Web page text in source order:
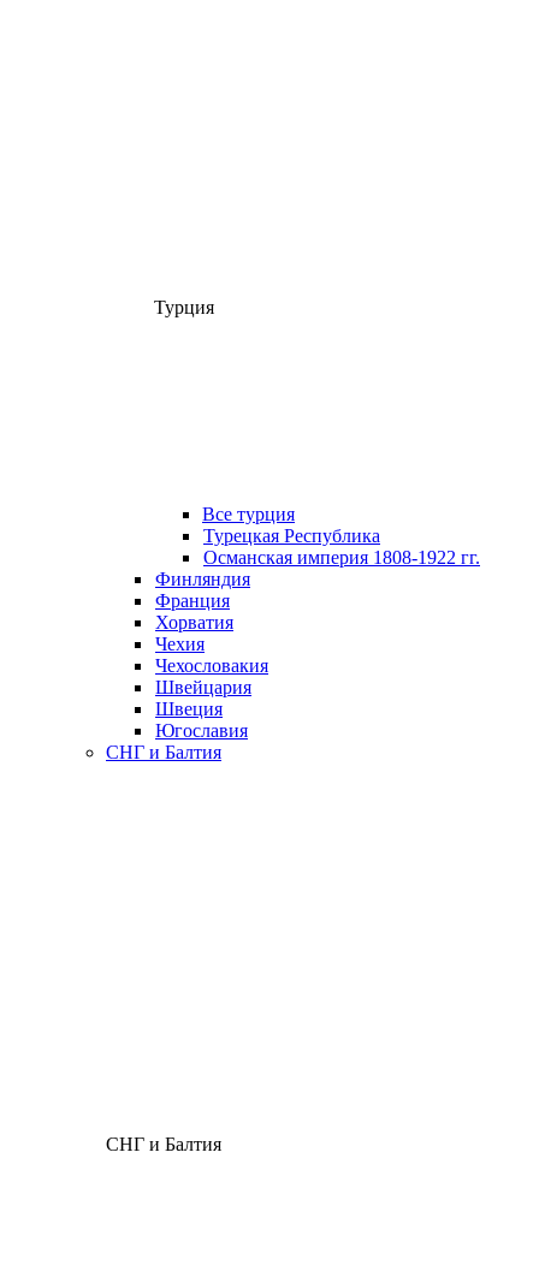
Турция
Все турция
Турецкая Республика
Османская империя 1808-1922 гг.
Финляндия
Франция
Хорватия
Чехия
Чехословакия
Швейцария
Швеция
Югославия
СНГ и Балтия
СНГ и Балтия